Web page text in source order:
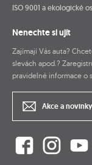
ISO 9001 a ekologické
Nenechte si ujít
Zajímají Vás auta?
slevách apod.?
pravidelné informace o
Akce a